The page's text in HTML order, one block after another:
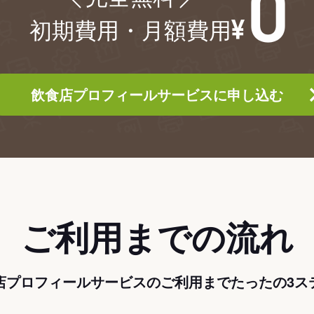
初期費用・月額費用
飲食店プロフィールサービスに申し込む
ご利用までの流れ
プロフィールサービスのご利用までたったの3ス